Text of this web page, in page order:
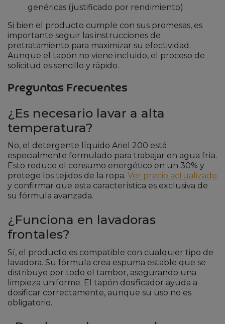
genéricas (justificado por rendimiento)
Si bien el producto cumple con sus promesas, es
importante seguir las instrucciones de
pretratamiento para maximizar su efectividad.
Aunque el tapón no viene incluido, el proceso de
solicitud es sencillo y rápido.
Preguntas Frecuentes
¿Es necesario lavar a alta
temperatura?
No, el detergente líquido Ariel 200 está
especialmente formulado para trabajar en agua fría.
Esto reduce el consumo energético en un 30% y
protege los tejidos de la ropa. Ver precio actualizado
y confirmar que esta característica es exclusiva de
su fórmula avanzada.
¿Funciona en lavadoras
frontales?
Sí, el producto es compatible con cualquier tipo de
lavadora. Su fórmula crea espuma estable que se
distribuye por todo el tambor, asegurando una
limpieza uniforme. El tapón dosificador ayuda a
dosificar correctamente, aunque su uso no es
obligatorio.